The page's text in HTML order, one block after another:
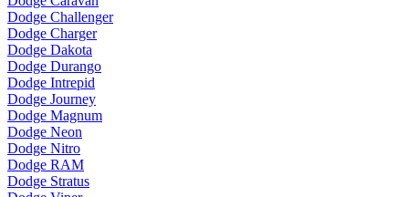
Dodge Challenger
Dodge Charger
Dodge Dakota
Dodge Durango
Dodge Intrepid
Dodge Journey
Dodge Magnum
Dodge Neon
Dodge Nitro
Dodge RAM
Dodge Stratus